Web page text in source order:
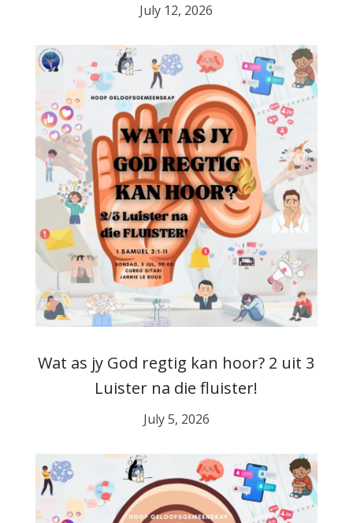
July 12, 2026
Wat as jy God regtig kan hoor? 2 uit 3
Luister na die fluister!
July 5, 2026